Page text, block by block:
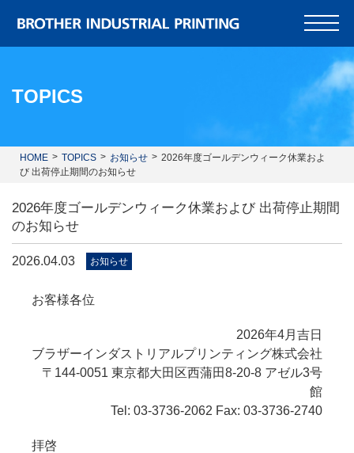
TOPICS
HOME TOPICS お知らせ
2026年度ゴールデンウィーク休業およ
び 出荷停止期間のお知らせ
2026年度ゴールデンウィーク休業および 出荷停止期間
のお知らせ
2026.04.03 お知らせ
お客様各位
2026年4月吉日
ブラザーインダストリアルプリンティング株式会社
〒144-0051 東京都大田区西蒲田8-20-8 アゼル3号
館
Tel: 03-3736-2062 Fax: 03-3736-2740
拝啓